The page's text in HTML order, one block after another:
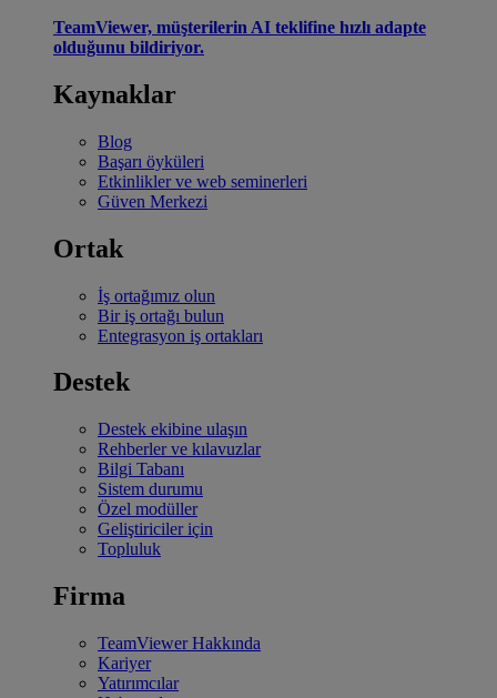
TeamViewer, müşterilerin AI teklifine hızlı adapte
olduğunu bildiriyor.
Kaynaklar
Blog
Başarı öyküleri
Etkinlikler ve web seminerleri
Güven Merkezi
Ortak
İş ortağımız olun
Bir iş ortağı bulun
Entegrasyon iş ortakları
Destek
Destek ekibine ulaşın
Rehberler ve kılavuzlar
Bilgi Tabanı
Sistem durumu
Özel modüller
Geliştiriciler için
Topluluk
Firma
TeamViewer Hakkında
Kariyer
Yatırımcılar